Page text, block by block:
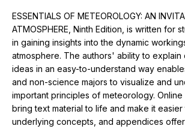
ESSENTIALS OF METEOROLOGY: AN
ATMOSPHERE, Ninth Edition, is written for
in gaining insights into the dynamic
atmosphere. The authors' ability to
ideas in an easy-to-understand way
and non-science majors to visualize and
important principles of meteorology. Online
bring text material to life and make it
underlying concepts, and appendices